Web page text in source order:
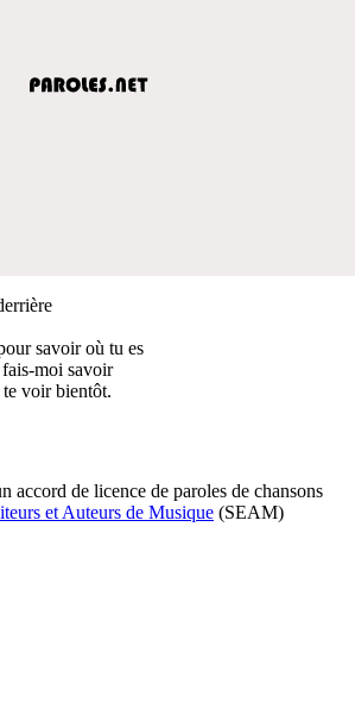
savoir où tu es
moi savoir
te voir bientôt.
accord de licence de paroles de chansons
et Auteurs de Musique (SEAM)